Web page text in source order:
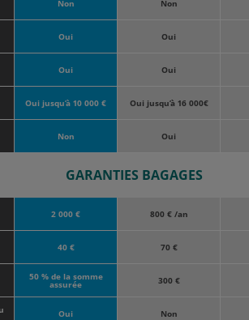
Non Non
Oui Oui
Oui Oui
Oui jusqu’à 10 000 € Oui jusqu’à 16 000€
Non Oui
GARANTIES BAGAGES
2 000 € 800 € /an
40 € 70 €
50 % de la somme
assurée 300 €
Oui Non